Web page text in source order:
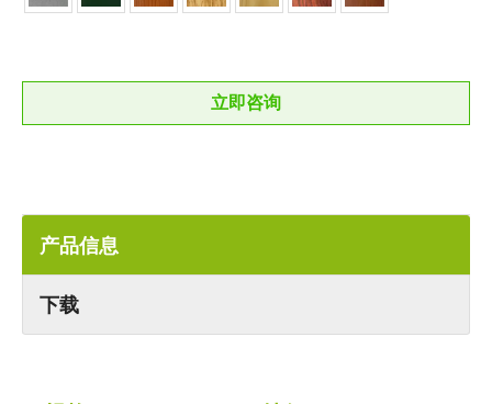
立即咨询
产品信息
下载